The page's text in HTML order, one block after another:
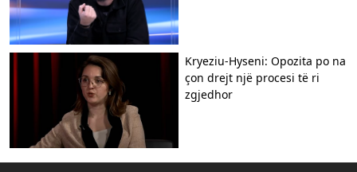
Kryeziu-Hyseni: Opozita po na
çon drejt një procesi të ri
zgjedhor